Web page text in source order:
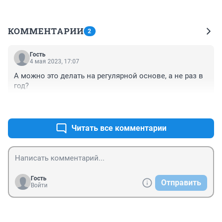
КОММЕНТАРИИ 2
Гость
4 мая 2023, 17:07
А можно это делать на регулярной основе, а не раз в
год?
Читать все комментарии
Гость
Войти
Отправить